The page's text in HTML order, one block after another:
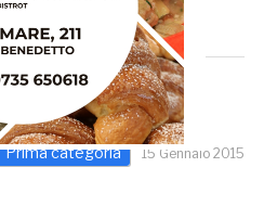
cade con la
Prima categoria
15 Gennaio 2015